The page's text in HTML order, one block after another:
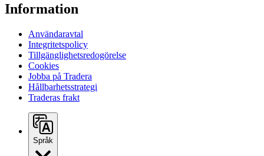
Information
Användaravtal
Integritetspolicy
Tillgänglighetsredogörelse
Cookies
Jobba på Tradera
Hållbarhetsstrategi
Traderas frakt
Språk